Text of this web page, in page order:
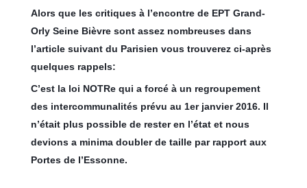
Alors que les critiques à l’encontre de EPT Grand-
Orly Seine Bièvre sont assez nombreuses dans
l’article suivant du Parisien vous trouverez ci-après
quelques rappels:
C’est la loi NOTRe qui a forcé à un regroupement
des intercommunalités prévu au 1er janvier 2016. Il
n’était plus possible de rester en l’état et nous
devions a minima doubler de taille par rapport aux
Portes de l’Essonne.